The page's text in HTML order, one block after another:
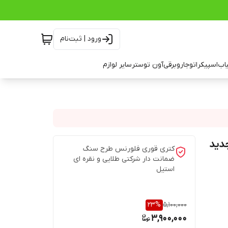
ورود | ثبت‌نام
اسپیکراتوجاروبرقیآون توسترسایر لوازم
کتری قوری فلورنس طرح سنگ
ضمانت دار شرکتی طلایی و نقره ای
استیل
5,100,000
23%
3,900,000